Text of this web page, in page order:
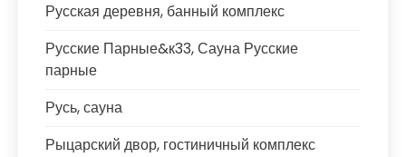
Русская деревня, банный комплекс
Русские Парные&к33, Сауна Русские
парные
Русь, сауна
Рыцарский двор, гостиничный комплекс